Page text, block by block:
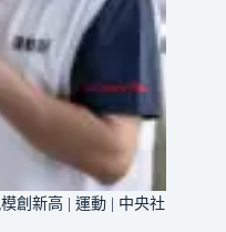
創新高 | 運動 | 中央社